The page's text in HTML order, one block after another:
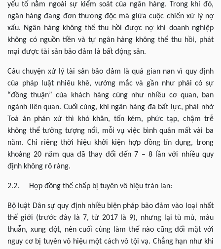
yếu tố nằm ngoài sự kiểm soát của ngân hàng. Trong khi đó,
ngân hàng đang đơn thương độc mã giữa cuộc chiến xử lý nợ
xấu. Ngân hàng không thể thu hồi được nợ khi doanh nghiệp
không có nguồn tiền và tự ngân hàng không thể thu hồi, phát
mại được tài sản bảo đảm là bất động sản.
Câu chuyện xử lý tài sản bảo đảm là quá gian nan vì quy định
của pháp luật nhiêu khê, vướng mắc và gần như phải có sự
“đồng thuận” của khách hàng cũng như nhiều cơ quan, ban
ngành liên quan. Cuối cùng, khi ngân hàng đã bất lực, phải nhờ
Toà án phán xử thì khó khăn, tốn kém, phức tạp, chậm trễ
không thể tưởng tượng nổi, mỗi vụ việc bình quân mất vài ba
năm. Chỉ riêng thời hiệu khởi kiện hợp đồng tín dụng, trong
khoảng 20 năm qua đã thay đổi đến 7 – 8 lần với nhiều quy
định không rõ ràng.
2.2. Hợp đồng thế chấp bị tuyên vô hiệu tràn lan:
Bộ luật Dân sự quy định nhiều biện pháp bảo đảm vào loại nhất
thế giới (trước đây là 7, từ 2017 là 9), nhưng lại tù mù, mâu
thuẫn, xung đột, nên cuối cùng làm thế nào cũng đối mặt với
nguy cơ bị tuyên vô hiệu một cách vô tội vạ. Chẳng hạn như khi